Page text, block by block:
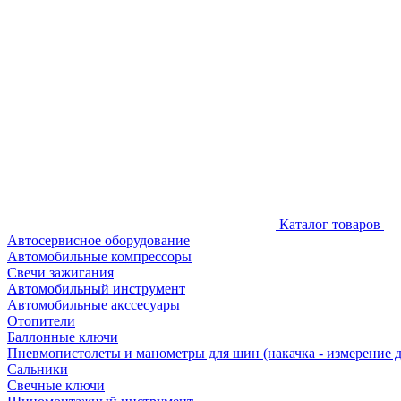
Каталог товаров
Автосервисное оборудование
Автомобильные компрессоры
Свечи зажигания
Автомобильный инструмент
Автомобильные акссесуары
Отопители
Баллонные ключи
Пневмопистолеты и манометры для шин (накачка - измерение
Сальники
Свечные ключи